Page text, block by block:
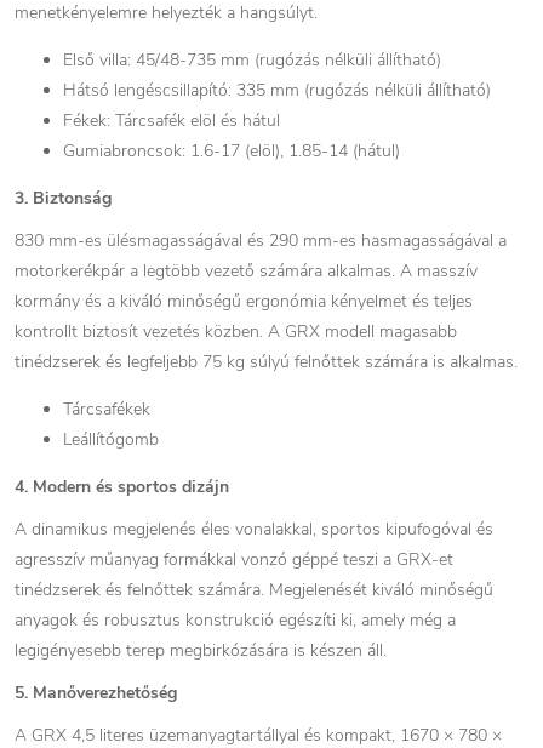
menetkényelemre helyezték a hangsúlyt.
Első villa: 45/48-735 mm (rugózás nélküli állítható)
Hátsó lengéscsillapító: 335 mm (rugózás nélküli állítható)
Fékek: Tárcsafék elöl és hátul
Gumiabroncsok: 1.6-17 (elöl), 1.85-14 (hátul)
3. Biztonság
830 mm-es ülésmagasságával és 290 mm-es hasmagasságával a
motorkerékpár a legtöbb vezető számára alkalmas. A masszív
kormány és a kiváló minőségű ergonómia kényelmet és teljes
kontrollt biztosít vezetés közben. A GRX modell magasabb
tinédzserek és legfeljebb 75 kg súlyú felnőttek számára is alkalmas.
Tárcsafékek
Leállítógomb
4. Modern és sportos dizájn
A dinamikus megjelenés éles vonalakkal, sportos kipufogóval és
agresszív műanyag formákkal vonzó géppé teszi a GRX-et
tinédzserek és felnőttek számára. Megjelenését kiváló minőségű
anyagok és robusztus konstrukció egészíti ki, amely még a
legigényesebb terep megbirkózására is készen áll.
5. Manőverezhetőség
A GRX 4,5 literes üzemanyagtartállyal és kompakt, 1670 × 780 ×